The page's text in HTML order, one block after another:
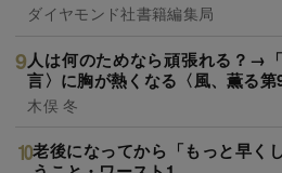
ダイヤモンド社書籍編集局
人は何のためなら頑張れる？→
言〉に胸が熱くなる〈風、薫る第
木俣 冬
老後になってから「もっと早く